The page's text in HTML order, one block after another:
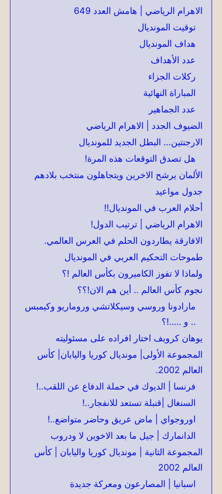
الاهرام الرياضي | هامش العدد 649
توقيت المونديال
هداف المونديال
عدد الأهداف
ركلات الجزاء
المباراة النهائية
عدد الجماهير
الضيوف الجدد | الاهرام الرياضي
الارجنتين… البطل الجديد للمونديال
هل تصدق التوقعات هذه المرة!
الألمان يرشح الاخرين ويتجاهلون منتخب بلادهم
جدول مواعيد
أحلام العرب في المونديال!!
الاهرام الرياضي | ترتيب الدول!
الافارقة يطاردون الحلم في العرس العالمي.
طموحات التحكيم العربي في المونديال
ولماذا لا تفوز الكاميرون بكأس العالم !؟
نجوم كأس العالم .. أين هم الان!؟؟
مارادونا وروسي وسيكلاتشي وروماريو وكيمبس
.. و …..!؟
يوهان كرويف اختار افراده على مسئوليته
المجموعة الأولى| مونديال كوريا واليابان| كأس
العالم 2002.
فرنسا | الديوك في حملة الدفاع عن اللقب..!
السنغال |قنبلة تستعد للانفجار..!
اوروجواي | ماض عريق وحاضر متواضع..!
الدانمارك | جيل ما بعد الاخوين لا ودروب
المجموعة الثانية | مونديال كوريا واليابان | كأس
العالم 2002
اسبانيا | المصارعون ومعركة جديدة